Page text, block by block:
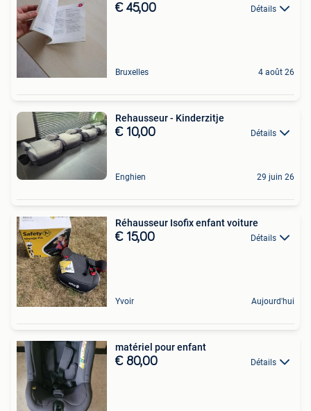
€ 45,00 Détails
Bruxelles 4 août 26
Rehausseur - Kinderzitje
€ 10,00 Détails
Enghien 29 juin 26
Réhausseur Isofix enfant voiture
€ 15,00 Détails
Yvoir Aujourd'hui
matériel pour enfant
€ 80,00 Détails